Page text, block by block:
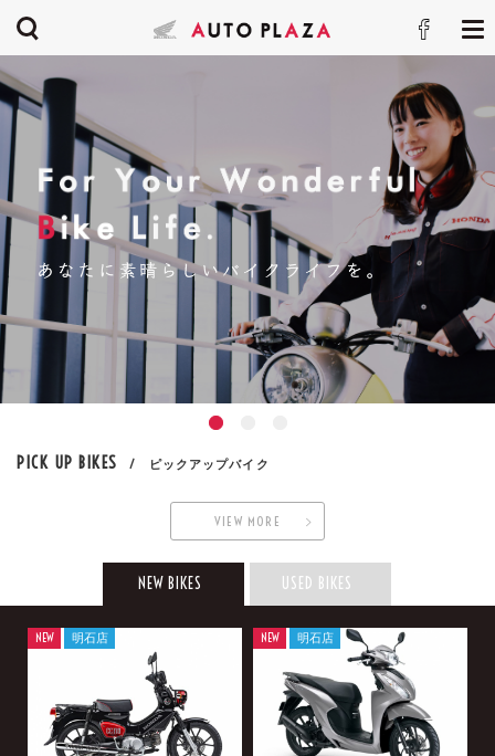
PICK UP BIKES / ピックアップバイク
VIEW MORE
NEW BIKES USED BIKES
NEW 明石店 NEW 明石店
新車
明石店
メーカー
排気量